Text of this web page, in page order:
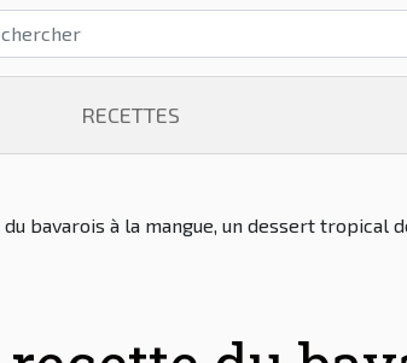
RECETTES
bavarois à la mangue, un dessert tropical